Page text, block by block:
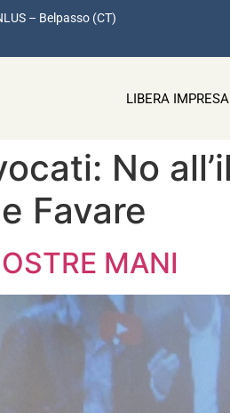
– Belpasso (CT)
LIBERA IMPRESA
No
Favare
MANI